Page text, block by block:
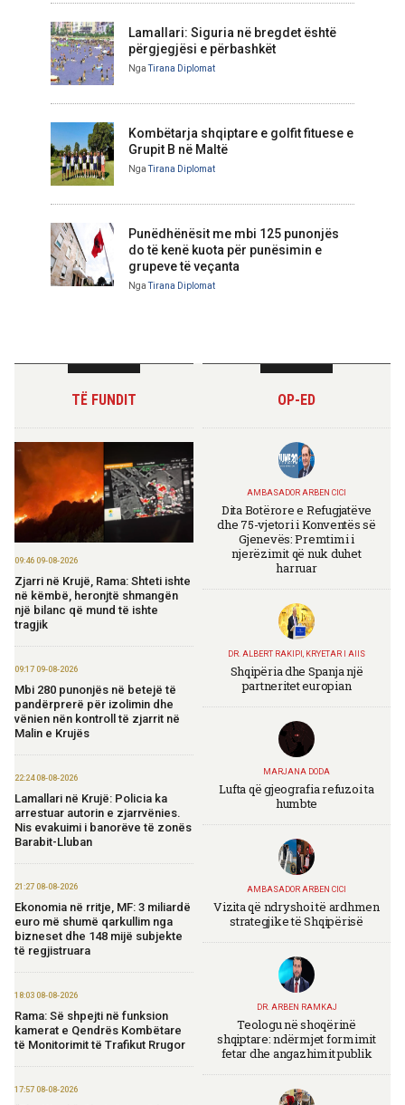
Lamallari: Siguria në bregdet është
përgjegjësi e përbashkët
NgaTirana Diplomat
Kombëtarja shqiptare e golfit fituese e
Grupit B në Maltë
NgaTirana Diplomat
Punëdhënësit me mbi 125 punonjës
do të kenë kuota për punësimin e
grupeve të veçanta
NgaTirana Diplomat
TË FUNDIT
09:46 09-08-2026
Zjarri në Krujë, Rama: Shteti ishte
në këmbë, heronjtë shmangën
një bilanc që mund të ishte
tragjik
09:17 09-08-2026
Mbi 280 punonjës në betejë të
pandërprerë për izolimin dhe
vënien nën kontroll të zjarrit në
Malin e Krujës
22:24 08-08-2026
Lamallari në Krujë: Policia ka
arrestuar autorin e zjarrvënies.
Nis evakuimi i banorëve të zonës
Barabit-Lluban
21:27 08-08-2026
Ekonomia në rritje, MF: 3 miliardë
euro më shumë qarkullim nga
bizneset dhe 148 mijë subjekte
të regjistruara
18:03 08-08-2026
Rama: Së shpejti në funksion
kamerat e Qendrës Kombëtare
të Monitorimit të Trafikut Rrugor
17:57 08-08-2026
OP-ED
AMBASADOR ARBEN CICI
Dita Botërore e Refugjatëve
dhe 75-vjetori i Konventës së
Gjenevës: Premtimi i
njerëzimit që nuk duhet
harruar
DR. ALBERT RAKIPI, KRYETAR I AIIS
Shqipëria dhe Spanja një
partneritet europian
MARJANA DODA
Lufta që gjeografia refuzoi ta
humbte
AMBASADOR ARBEN CICI
Vizita që ndryshoi të ardhmen
strategjike të Shqipërisë
DR. ARBEN RAMKAJ
Teologu në shoqërinë
shqiptare: ndërmjet formimit
fetar dhe angazhimit publik